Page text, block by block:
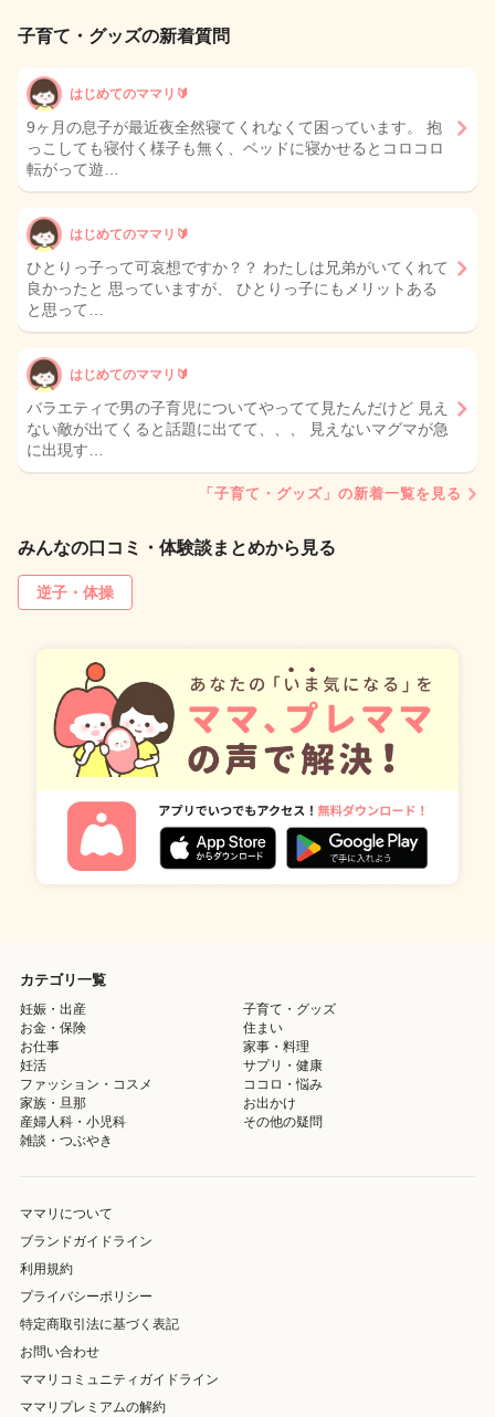
子育て・グッズの新着質問
はじめてのママリ🔰
9ヶ月の息子が最近夜全然寝てくれなくて困っています。 抱
っこしても寝付く様子も無く、ベッドに寝かせるとコロコロ
転がって遊…
はじめてのママリ🔰
ひとりっ子って可哀想ですか？？ わたしは兄弟がいてくれて
良かったと 思っていますが、 ひとりっ子にもメリットある
と思って…
はじめてのママリ🔰
バラエティで男の子育児についてやってて見たんだけど 見え
ない敵が出てくると話題に出てて、、、 見えないマグマが急
に出現す…
「子育て・グッズ」の新着一覧を見る
みんなの口コミ・体験談まとめから見る
逆子・体操
カテゴリ一覧
妊娠・出産
子育て・グッズ
お金・保険
住まい
お仕事
家事・料理
妊活
サプリ・健康
ファッション・コスメ
ココロ・悩み
家族・旦那
お出かけ
産婦人科・小児科
その他の疑問
雑談・つぶやき
ママリについて
ブランドガイドライン
利用規約
プライバシーポリシー
特定商取引法に基づく表記
お問い合わせ
ママリコミュニティガイドライン
ママリプレミアムの解約